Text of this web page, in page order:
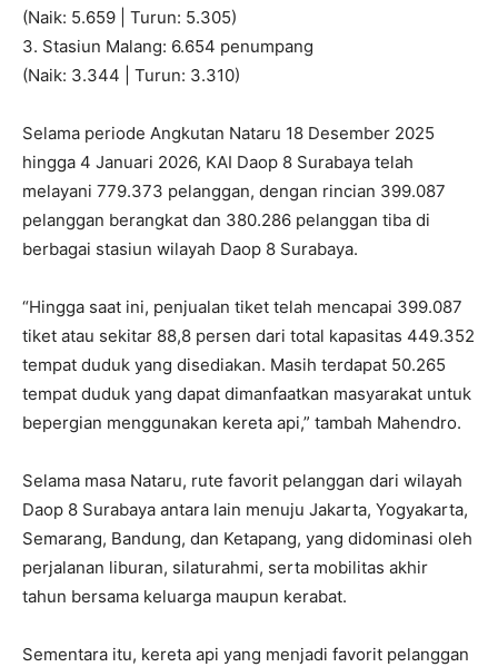
(Naik: 5.659 | Turun: 5.305)
3. Stasiun Malang: 6.654 penumpang
(Naik: 3.344 | Turun: 3.310)
Selama periode Angkutan Nataru 18 Desember 2025
hingga 4 Januari 2026, KAI Daop 8 Surabaya telah
melayani 779.373 pelanggan, dengan rincian 399.087
pelanggan berangkat dan 380.286 pelanggan tiba di
berbagai stasiun wilayah Daop 8 Surabaya.
“Hingga saat ini, penjualan tiket telah mencapai 399.087
tiket atau sekitar 88,8 persen dari total kapasitas 449.352
tempat duduk yang disediakan. Masih terdapat 50.265
tempat duduk yang dapat dimanfaatkan masyarakat untuk
bepergian menggunakan kereta api,” tambah Mahendro.
Selama masa Nataru, rute favorit pelanggan dari wilayah
Daop 8 Surabaya antara lain menuju Jakarta, Yogyakarta,
Semarang, Bandung, dan Ketapang, yang didominasi oleh
perjalanan liburan, silaturahmi, serta mobilitas akhir
tahun bersama keluarga maupun kerabat.
Sementara itu, kereta api yang menjadi favorit pelanggan